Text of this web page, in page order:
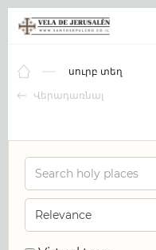
Վիրտուալ տուր
Վերադառնալ
սուրբ տեղ